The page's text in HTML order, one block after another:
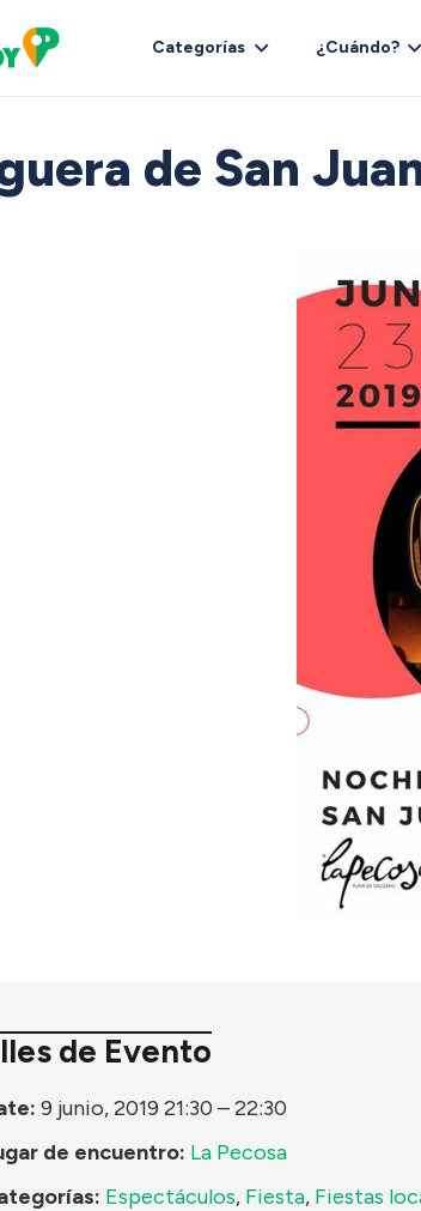
Categorías ¿Cuándo?
de San
de Evento
9 junio, 2019 21:30 –22:30
de encuentro: La Pecosa
Espectáculos, Fiesta, Fiestas